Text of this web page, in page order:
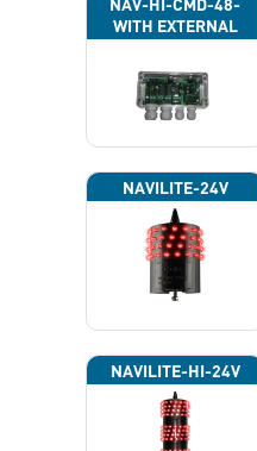
WITH EXTERNAL
PHOTOCELL 13133
NAVILITE-24V
NAVILITE-HI-24V